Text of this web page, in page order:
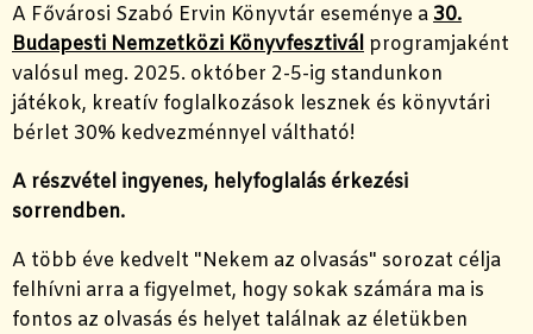
A Fővárosi Szabó Ervin Könyvtár eseménye a 30.
Budapesti Nemzetközi Könyvfesztivál programjaként
valósul meg. 2025. október 2-5-ig standunkon
játékok, kreatív foglalkozások lesznek és könyvtári
bérlet 30% kedvezménnyel váltható!
A részvétel ingyenes, helyfoglalás érkezési
sorrendben.
A több éve kedvelt "Nekem az olvasás" sorozat célja
felhívni arra a figyelmet, hogy sokak számára ma is
fontos az olvasás és helyet találnak az életükben